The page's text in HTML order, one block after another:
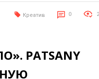
Креатив 0
PATSANY